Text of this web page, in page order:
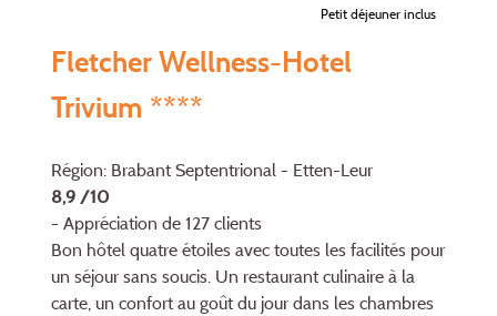
Petit déjeuner inclus
Fletcher Wellness-Hotel
Trivium ****
Région: Brabant Septentrional - Etten-Leur
8,9 /10
- Appréciation de 127 clients
Bon hôtel quatre étoiles avec toutes les facilités pour
un séjour sans soucis. Un restaurant culinaire à la
carte, un confort au goût du jour dans les chambres